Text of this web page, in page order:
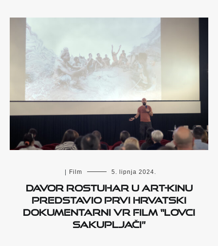
Film 5. lipnja 2024.
Davor Rostuhar u Art-kinu
predstavio prvi hrvatski
dokumentarni VR film “Lovci
sakupljači”